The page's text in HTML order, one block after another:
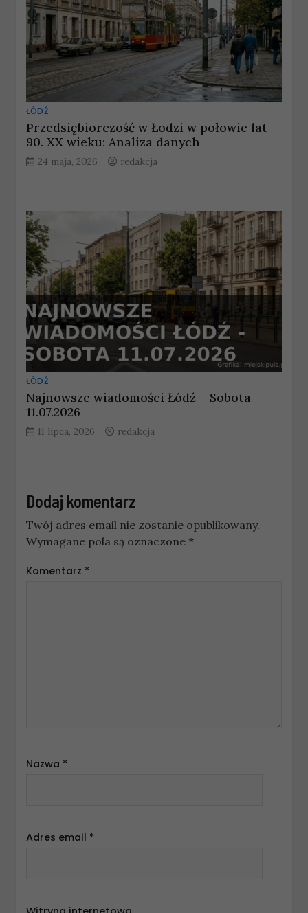
ŁÓDŹ
Przedsiębiorczość w Łodzi w połowie lat
90. XX wieku: Analiza danych
24 maja, 2026 redakcja
ŁÓDŹ
Najnowsze wiadomości Łódź – Sobota
11.07.2026
11 lipca, 2026 redakcja
Dodaj komentarz
Twój adres email nie zostanie opublikowany.
Wymagane pola są oznaczone *
Komentarz *
Nazwa *
Adres email *